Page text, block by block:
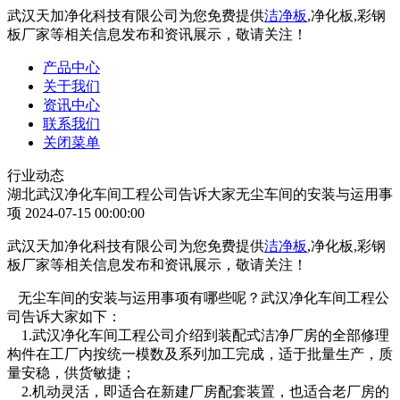
武汉天加净化科技有限公司为您免费提供洁净板,净化板,彩钢
板厂家等相关信息发布和资讯展示，敬请关注！
产品中心
关于我们
资讯中心
联系我们
关闭菜单
行业动态
湖北武汉净化车间工程公司告诉大家无尘车间的安装与运用事
项 2024-07-15 00:00:00
武汉天加净化科技有限公司为您免费提供洁净板,净化板,彩钢
板厂家等相关信息发布和资讯展示，敬请关注！
无尘车间的安装与运用事项有哪些呢？武汉净化车间工程公
司告诉大家如下：
1.武汉净化车间工程公司介绍到装配式洁净厂房的全部修理
构件在工厂内按统一模数及系列加工完成，适于批量生产，质
量安稳，供货敏捷；
2.机动灵活，即适合在新建厂房配套装置，也适合老厂房的